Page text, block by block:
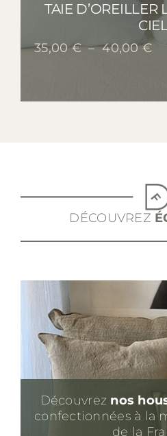
TAIE D’OREILLER
35,00€ – 40,00€
DÉCOUVREZ
Découvrez nos
confectionnées à la
de la